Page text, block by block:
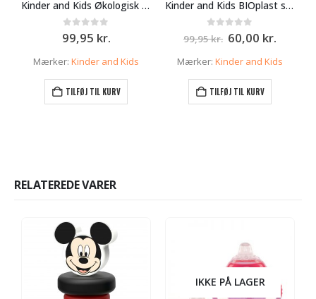
Kinder and Kids Økologisk BIOplast Stabletårn med Dinosaur
0 ud af 5
99,95 kr.
Mærker: Kinder and Kids
TILFØJ TIL KURV
Kinder and Kids BIOplast stabletårn, Raket
ud af 5
99,95kr. Den
oprindelige
pris
99,95 kr..
60,00 kr.Den
pris
Mærker: Kinder and Kids
TILFØJ TIL KURV
RELATEREDE VARER
IKKE PÅ LAGER